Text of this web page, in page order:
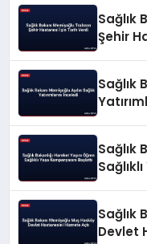
Sağlık
Şehir
Sağlık
Sağlık
Sağlık
Devlet